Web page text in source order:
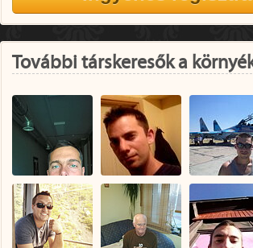
További társkeresők a